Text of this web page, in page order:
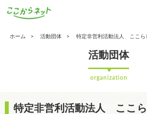
ホーム 活動団体 特定非営利活動法人 ここら
活動団体
organization
特定非営利活動法人 ここ